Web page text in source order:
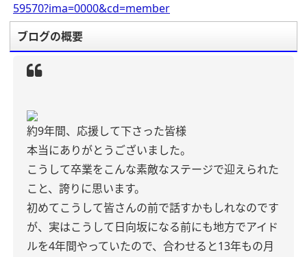
59570?ima=0000&cd=member
ブログの概要
約9年間、応援して下さった皆様
本当にありがとうございました。
こうして卒業をこんな素敵なステージで迎えられた
こと、誇りに思います。
初めてこうして皆さんの前で話すかもしれなのです
が、実はこうして日向坂になる前にも地方でアイド
ルを4年間やっていたので、合わせると13年もの月